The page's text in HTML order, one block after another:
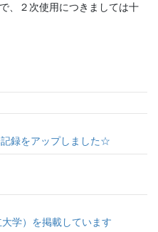
、２次使用につきましては十
録をアップしました☆
学）を掲載しています